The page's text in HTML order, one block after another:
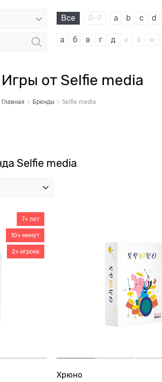
Все 0-9 a b c d
а б в г д е ё ж
Игры от Selfie media
Главная Бренды Selfie media
Selfie media
7+ лет
10+ минут
2+ игрока
Хрюно